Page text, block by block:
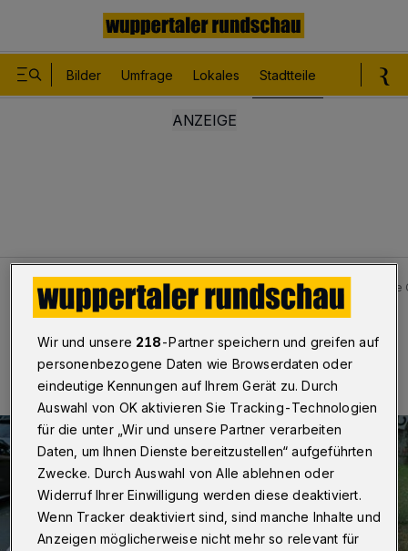
Bilder Umfrage Lokales Stadtteile
Stadtteile Cronenberg Volksfest in Wuppertal:
Bilderstrecke
Die Cronenberger Werkzeugkiste steht
Wir und unsere 218-Partner speichern und greifen auf
personenbezogene Daten wie Browserdaten oder
eindeutige Kennungen auf Ihrem Gerät zu. Durch
Auswahl von OK aktivieren Sie Tracking-Technologien
für die unter „Wir und unsere Partner verarbeiten
Daten, um Ihnen Dienste bereitzustellen“ aufgeführten
Zwecke. Durch Auswahl von Alle ablehnen oder
Widerruf Ihrer Einwilligung werden diese deaktiviert.
Wenn Tracker deaktiviert sind, sind manche Inhalte und
Anzeigen möglicherweise nicht mehr so relevant für